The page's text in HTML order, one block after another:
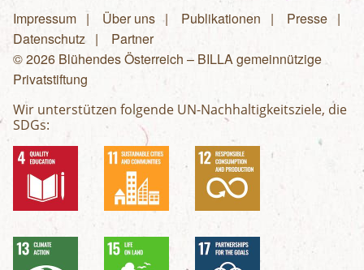
Fußzeilenmenü
Impressum Über uns Publikationen
Presse
Datenschutz
Partner
© 2026 Blühendes Österreich – BILLA gemeinnützige
Privatstiftung
Wir unterstützen folgende UN-Nachhaltigkeitsziele, die
SDGs: